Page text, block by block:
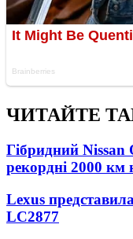
ЧИТАЙТЕ
Гібридний Nissan
рекордні 2000 км
Lexus
LC2877